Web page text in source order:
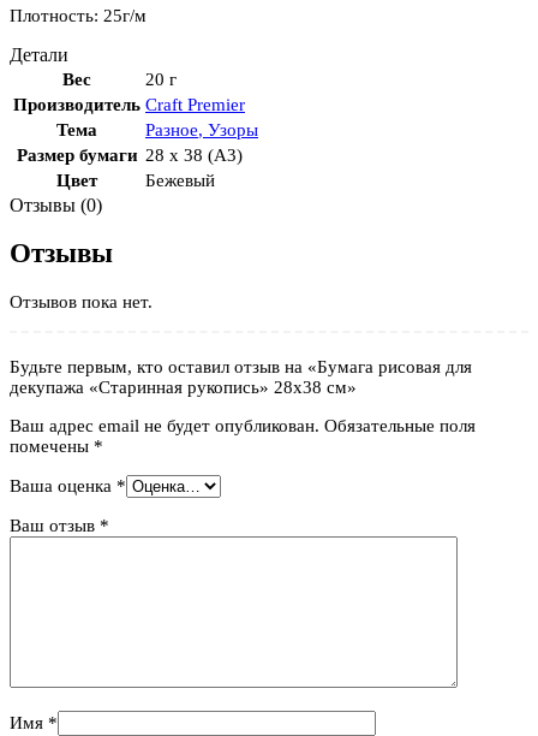
Плотность: 25г/м
Детали
Вес
20 г
Производитель Craft Premier
Тема
Разное, Узоры
Размер бумаги 28 x 38 (A3)
Цвет
Бежевый
Отзывы (0)
Отзывы
Отзывов пока нет.
Будьте первым, кто оставил отзыв на «Бумага рисовая для
декупажа «Старинная рукопись» 28х38 см»
Ваш адрес email не будет опубликован. Обязательные поля
помечены *
Ваша оценка *
Ваш отзыв *
Имя *